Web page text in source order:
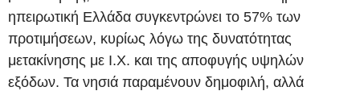
ηπειρωτική Ελλάδα συγκεντρώνει το 57% των
προτιμήσεων, κυρίως λόγω της δυνατότητας
μετακίνησης με Ι.Χ. και της αποφυγής υψηλών
εξόδων. Τα νησιά παραμένουν δημοφιλή, αλλά